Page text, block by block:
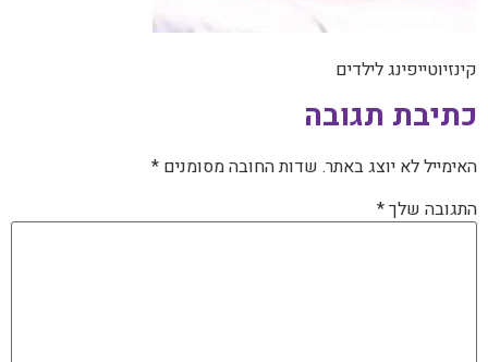
קינזיוטייפינג לילדים
כתיבת תגובה
האימייל לא יוצג באתר. שדות החובה מסומנים *
התגובה שלך*